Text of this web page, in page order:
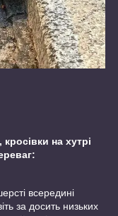
на хутрі
всередині
за досить низьких